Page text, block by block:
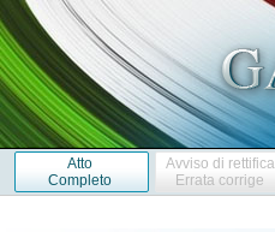
Atto
Completo
Avviso di rettifica
Errata corrige